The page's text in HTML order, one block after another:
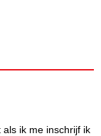
ik me inschrijf ik